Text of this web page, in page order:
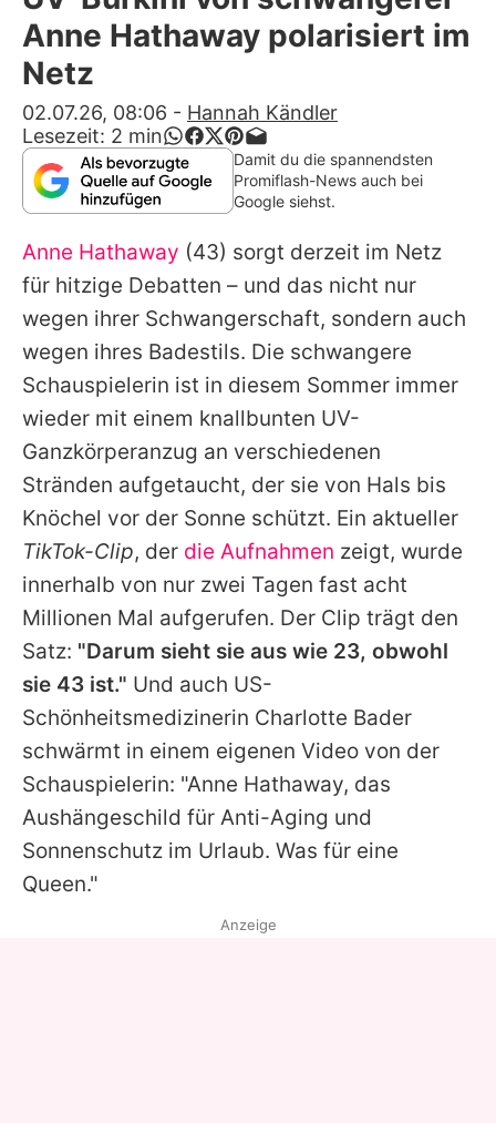
Alle Themen auf Promiflash
Jobs
App runterladen
Team
Redaktionelle Richtlinien
Impressum
Datenschutzerklärung
Nutzungsbedingungen
Utiq verwalten
Anne Hathaway polarisiert im
Netz
02.07.26, 08:06 - Hannah Kändler
Lesezeit: 2 min
Damit du die spannendsten
Promiflash-News auch bei
Google siehst.
Anne Hathaway (43) sorgt derzeit im Netz
für hitzige Debatten – und das nicht nur
wegen ihrer Schwangerschaft, sondern auch
wegen ihres Badestils. Die schwangere
Schauspielerin ist in diesem Sommer immer
wieder mit einem knallbunten UV-
Ganzkörperanzug an verschiedenen
Stränden aufgetaucht, der sie von Hals bis
Knöchel vor der Sonne schützt. Ein aktueller
TikTok-Clip, der die Aufnahmen zeigt, wurde
innerhalb von nur zwei Tagen fast acht
Millionen Mal aufgerufen. Der Clip trägt den
Satz: "Darum sieht sie aus wie 23, obwohl
sie 43 ist." Und auch US-
Schönheitsmedizinerin Charlotte Bader
schwärmt in einem eigenen Video von der
Schauspielerin: "Anne Hathaway, das
Aushängeschild für Anti-Aging und
Sonnenschutz im Urlaub. Was für eine
Queen."
Anzeige